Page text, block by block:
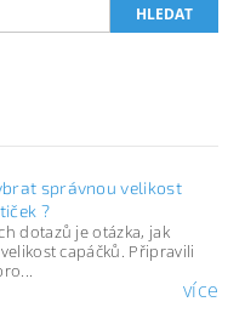
správnou velikost
?
dotazů je otázka, jak
capáčků. Připravili
více